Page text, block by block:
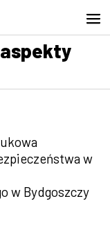
w
w Bydgoszczy